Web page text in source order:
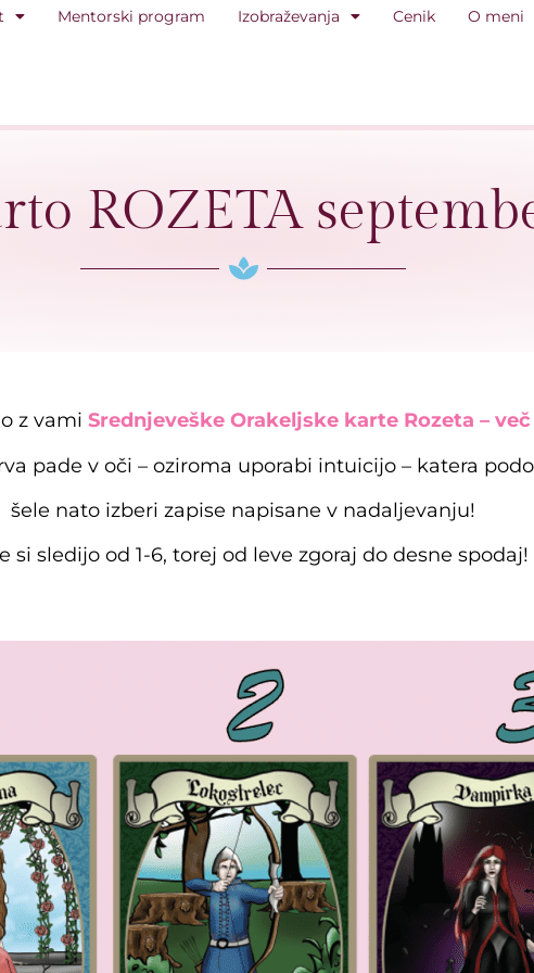
Mentorski program Izobraževanja Cenik O meni
ROZETA
z vami Srednjeveške Orakeljske karte Rozeta –
pade v oči – oziroma uporabi intuicijo – katera
šele nato izberi zapise napisane v nadaljevanju!
si sledijo od 1-6, torej od leve zgoraj do desne spodaj!